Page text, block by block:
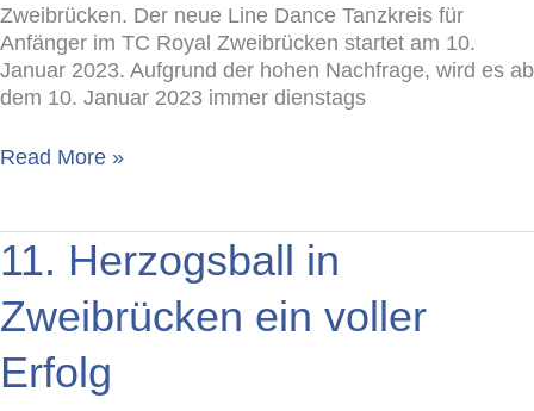
Zweibrücken. Der neue Line Dance Tanzkreis für
Anfänger im TC Royal Zweibrücken startet am 10.
Januar 2023. Aufgrund der hohen Nachfrage, wird es ab
dem 10. Januar 2023 immer dienstags
Read More »
11. Herzogsball in
Zweibrücken ein voller
Erfolg
11.
Herzogsball
in
Zweibrücken
ein
voller